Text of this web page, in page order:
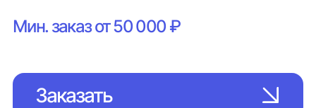
Мин. заказ от 50 000 ₽
Заказать